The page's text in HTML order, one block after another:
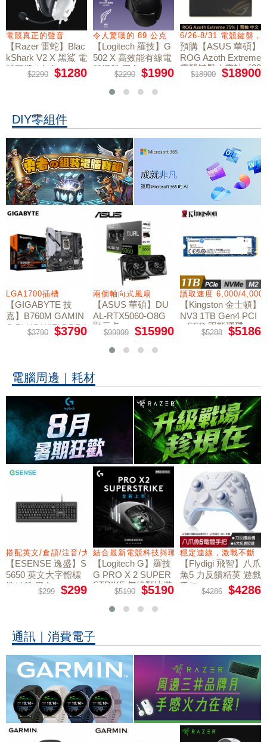
電競真正的聲音
【Razer 雷蛇】Blac
kShark V2 X 黑鯊 電
競耳機 / 白色
$2290 $1280
令人驚嘆的 89 公克
【Logitech 羅技】G
502 X 高效能有線電
競滑鼠 黑色
$2290 $1990
6/26-8/31 電競鍵盤，
預購【ASUS 華碩】
ROG Azoth Extreme
電競鍵盤｜雪軸《20
周年限量版》
$18900 $18900
DIY零組件
LGA1700插槽
【GIGABYTE 技
嘉】B760M GAMIN
G PLUS WIFI DDR4
主機板$3790 $3790
兩個軸向式風扇
【ASUS 華碩】DU
AL-RTX5060-O8G
顯示卡
$99999 $15990
讀取速度 6,000/
【Kingston 金士頓】
NV3 1TB Gen4 PCI
e SSD 固態硬碟
$5288 $5186
電腦周邊｜耗材
切換扳機
搭配英文/倉頡/注音/大易
【ESENSE 逸盛】S
5650 英文大字體標
準鍵盤 黑色
$299 $299
結合最新電競科技與職業選手共同開發
【Logitech G】羅技
G PRO X 2 SUPER
STRIKE 無線類比遊
戲滑鼠$5190 $5190
穩定連線，激戰不斷
【Flydigi 飛智】八爪
魚5 力反饋精英 遊戲
手把
$4286 $4286
通訊｜消費電子